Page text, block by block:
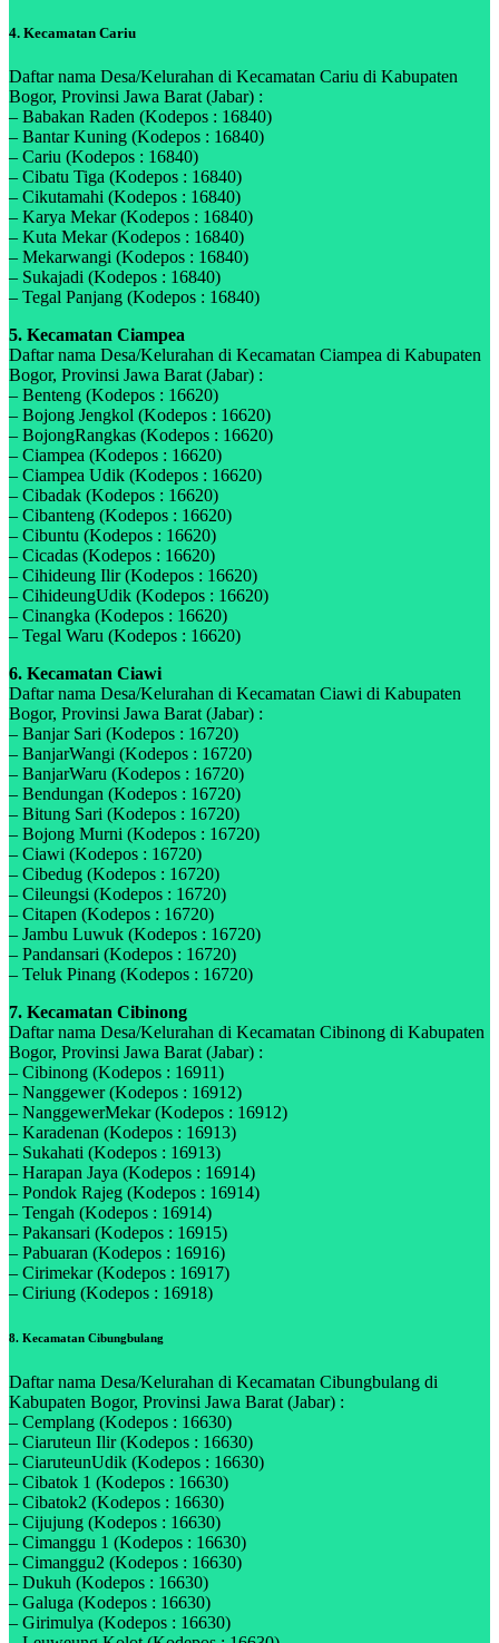
4. Kecamatan Cariu
Daftar nama Desa/Kelurahan di Kecamatan Cariu di Kabupaten
Bogor, Provinsi Jawa Barat (Jabar) :
– Babakan Raden (Kodepos : 16840)
– Bantar Kuning (Kodepos : 16840)
– Cariu (Kodepos : 16840)
– Cibatu Tiga (Kodepos : 16840)
– Cikutamahi (Kodepos : 16840)
– Karya Mekar (Kodepos : 16840)
– Kuta Mekar (Kodepos : 16840)
– Mekarwangi (Kodepos : 16840)
– Sukajadi (Kodepos : 16840)
– Tegal Panjang (Kodepos : 16840)
5. Kecamatan Ciampea
Daftar nama Desa/Kelurahan di Kecamatan Ciampea di Kabupaten
Bogor, Provinsi Jawa Barat (Jabar) :
– Benteng (Kodepos : 16620)
– Bojong Jengkol (Kodepos : 16620)
– BojongRangkas (Kodepos : 16620)
– Ciampea (Kodepos : 16620)
– Ciampea Udik (Kodepos : 16620)
– Cibadak (Kodepos : 16620)
– Cibanteng (Kodepos : 16620)
– Cibuntu (Kodepos : 16620)
– Cicadas (Kodepos : 16620)
– Cihideung Ilir (Kodepos : 16620)
– CihideungUdik (Kodepos : 16620)
– Cinangka (Kodepos : 16620)
– Tegal Waru (Kodepos : 16620)
6. Kecamatan Ciawi
Daftar nama Desa/Kelurahan di Kecamatan Ciawi di Kabupaten
Bogor, Provinsi Jawa Barat (Jabar) :
– Banjar Sari (Kodepos : 16720)
– BanjarWangi (Kodepos : 16720)
– BanjarWaru (Kodepos : 16720)
– Bendungan (Kodepos : 16720)
– Bitung Sari (Kodepos : 16720)
– Bojong Murni (Kodepos : 16720)
– Ciawi (Kodepos : 16720)
– Cibedug (Kodepos : 16720)
– Cileungsi (Kodepos : 16720)
– Citapen (Kodepos : 16720)
– Jambu Luwuk (Kodepos : 16720)
– Pandansari (Kodepos : 16720)
– Teluk Pinang (Kodepos : 16720)
7. Kecamatan Cibinong
Daftar nama Desa/Kelurahan di Kecamatan Cibinong di Kabupaten
Bogor, Provinsi Jawa Barat (Jabar) :
– Cibinong (Kodepos : 16911)
– Nanggewer (Kodepos : 16912)
– NanggewerMekar (Kodepos : 16912)
– Karadenan (Kodepos : 16913)
– Sukahati (Kodepos : 16913)
– Harapan Jaya (Kodepos : 16914)
– Pondok Rajeg (Kodepos : 16914)
– Tengah (Kodepos : 16914)
– Pakansari (Kodepos : 16915)
– Pabuaran (Kodepos : 16916)
– Cirimekar (Kodepos : 16917)
– Ciriung (Kodepos : 16918)
8. Kecamatan Cibungbulang
Daftar nama Desa/Kelurahan di Kecamatan Cibungbulang di
Kabupaten Bogor, Provinsi Jawa Barat (Jabar) :
– Cemplang (Kodepos : 16630)
– Ciaruteun Ilir (Kodepos : 16630)
– CiaruteunUdik (Kodepos : 16630)
– Cibatok 1 (Kodepos : 16630)
– Cibatok2 (Kodepos : 16630)
– Cijujung (Kodepos : 16630)
– Cimanggu 1 (Kodepos : 16630)
– Cimanggu2 (Kodepos : 16630)
– Dukuh (Kodepos : 16630)
– Galuga (Kodepos : 16630)
– Girimulya (Kodepos : 16630)